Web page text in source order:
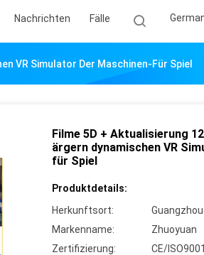
Nachrichten Fälle
VR Simulator Der Maschinen-Für Spiel
Filme 5D + Aktualisierung
ärgern dynamischen VR
für Spiel
Produktdetails:
Herkunftsort:
Guangzhou
Markenname:
Zhuoyuan
Zertifizierung:
CE/